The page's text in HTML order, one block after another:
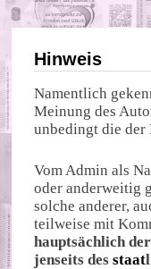
Hinweis
Namentlich
Meinung des
unbedingt die der
Vom Admin als
oder anderweitig
solche anderer,
teilweise mit
hauptsächlich
jenseits desstaat